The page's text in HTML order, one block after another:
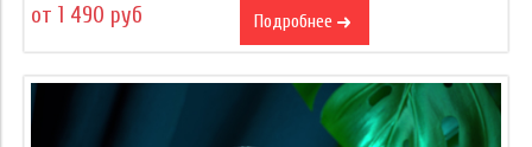
от 1 490 руб Подробнее